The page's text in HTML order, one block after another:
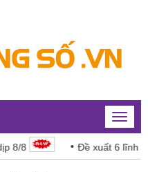
Toggle
Đề xuất 6 lĩnh vực